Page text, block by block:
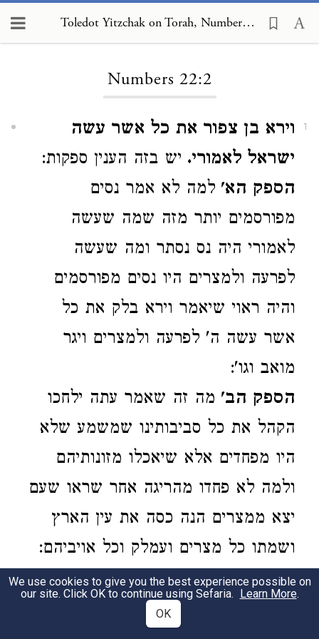
Toledot Yitzchak on Torah, Numbers 22:2
Numbers 22:2
1
וירא בן צפור את כל אשר עשה
ישראל לאמורי. יש בזה הענין ספקות:
הספק הא' למה לא אמר נסים
מפורסמים יותר מזה שמה שעשה
לאמורי היה נס נסתר ומה שעשה
לפרעה ולמצרים היו נסים מפורסמים
והיה ראוי שיאמר וירא בלק את כל
אשר עשה ה' לפרעה ולמצרים ויגר
מואב וגו':
הספק הב' מה זה שאמר עתה ילחכו
הקהל את כל סביבותינו שמשמע שלא
היו מפחדים אלא שיאכלו מזונותיהם
ולמה לא פחדו מהריגה אחר שראו שעם
יצא ממצרים הנה כסה את עין הארץ
ושמתו כל מצרים ועמלק וכל אויביהם:
הספק הג'מה שאמר ובלק בן צפור
מלך למואב בעת ההיא הוא שלא
We use cookies to give you the best experience possible on
our site. Click OK to continue using Sefaria. Learn More.
OK